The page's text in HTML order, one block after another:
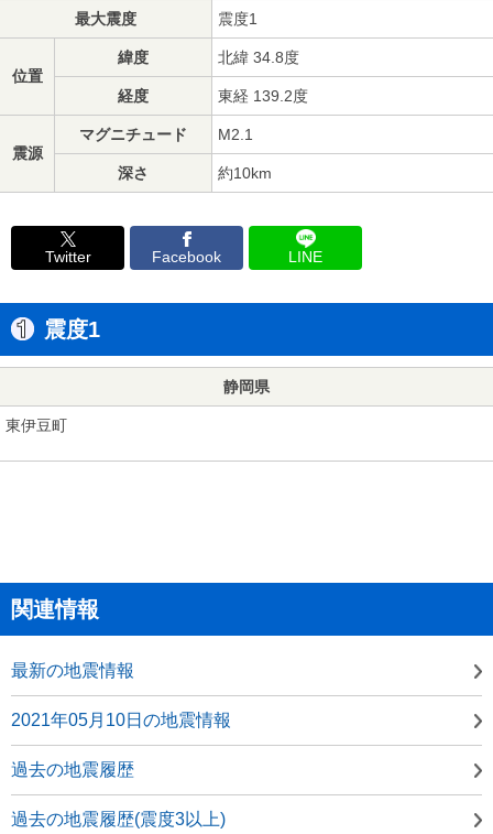
最大震度 震度1
位置
緯度 北緯 34.8度
経度 東経 139.2度
震源
マグニチュード M2.1
深さ 約10km
Twitter Facebook LINE
震度1
静岡県
東伊豆町
関連情報
最新の地震情報
2021年05月10日の地震情報
過去の地震履歴
過去の地震履歴(震度3以上)